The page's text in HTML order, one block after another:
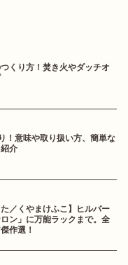
くり方！焚き火やダッチオ
！意味や取り扱い方、簡単な
介
た／くやまけふこ】ヒルバー
ン」に万能ラックまで。全
作選！